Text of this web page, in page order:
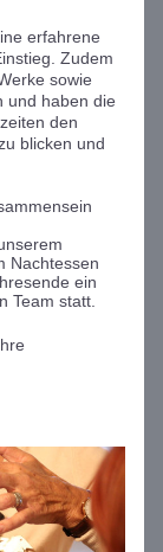
erfahrene
Zudem
sowie
und haben die
den
blicken und
Nachtessen
ein
Team statt.